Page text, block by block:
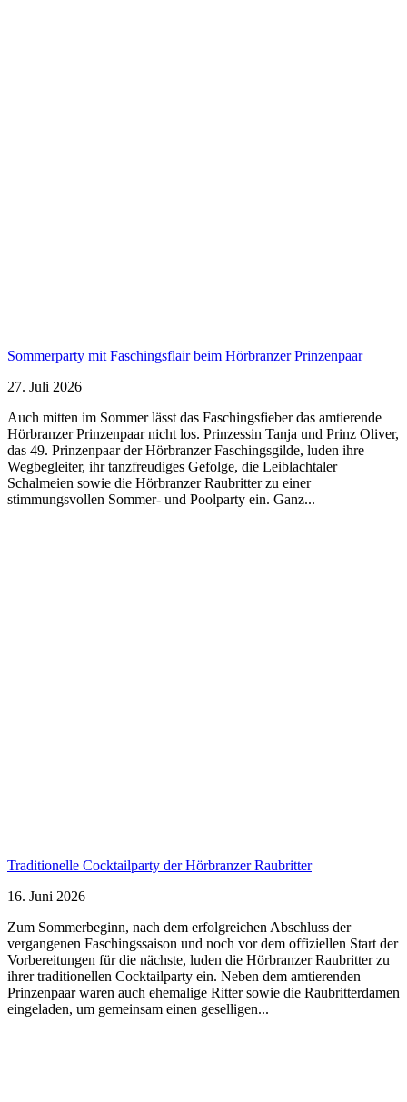
Sommerparty mit Faschingsflair beim Hörbranzer Prinzenpaar
27. Juli 2026
Auch mitten im Sommer lässt das Faschingsfieber das amtierende
Hörbranzer Prinzenpaar nicht los. Prinzessin Tanja und Prinz Oliver,
das 49. Prinzenpaar der Hörbranzer Faschingsgilde, luden ihre
Wegbegleiter, ihr tanzfreudiges Gefolge, die Leiblachtaler
Schalmeien sowie die Hörbranzer Raubritter zu einer
stimmungsvollen Sommer- und Poolparty ein. Ganz...
Traditionelle Cocktailparty der Hörbranzer Raubritter
16. Juni 2026
Zum Sommerbeginn, nach dem erfolgreichen Abschluss der
vergangenen Faschingssaison und noch vor dem offiziellen Start der
Vorbereitungen für die nächste, luden die Hörbranzer Raubritter zu
ihrer traditionellen Cocktailparty ein. Neben dem amtierenden
Prinzenpaar waren auch ehemalige Ritter sowie die Raubritterdamen
eingeladen, um gemeinsam einen geselligen...